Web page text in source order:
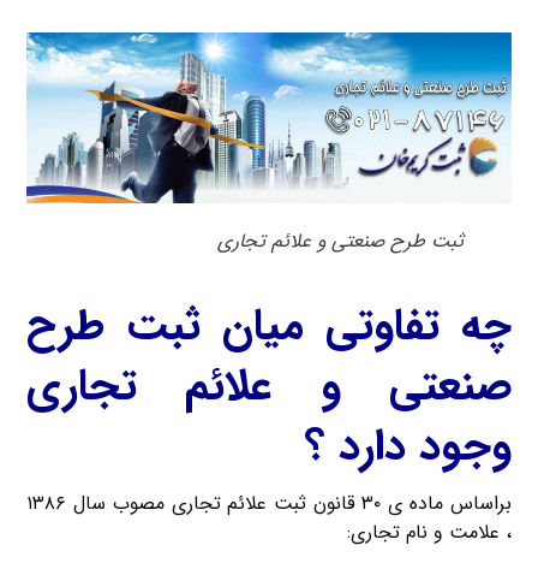
ثبت طرح صنعتی و علائم تجاری
چه تفاوتی میان ثبت طرح
صنعتی و علائم تجاری
وجود دارد ؟
براساس ماده ی ۳۰ قانون ثبت علائم تجاری مصوب سال ۱۳۸۶
، علامت و نام تجاری: